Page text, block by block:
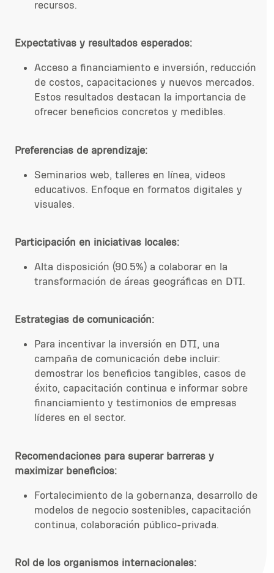
recursos.
Expectativas y resultados esperados:
Acceso a financiamiento e inversión, reducción
de costos, capacitaciones y nuevos mercados.
Estos resultados destacan la importancia de
ofrecer beneficios concretos y medibles.
Preferencias de aprendizaje:
Seminarios web, talleres en línea, videos
educativos. Enfoque en formatos digitales y
visuales.
Participación en iniciativas locales:
Alta disposición (90.5%) a colaborar en la
transformación de áreas geográficas en DTI.
Estrategias de comunicación:
Para incentivar la inversión en DTI, una
campaña de comunicación debe incluir:
demostrar los beneficios tangibles, casos de
éxito, capacitación continua e informar sobre
financiamiento y testimonios de empresas
líderes en el sector.
Recomendaciones para superar barreras y
maximizar beneficios:
Fortalecimiento de la gobernanza, desarrollo de
modelos de negocio sostenibles, capacitación
continua, colaboración público-privada.
Rol de los organismos internacionales: